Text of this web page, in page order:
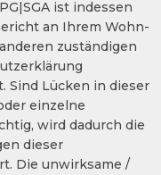
ist indessen
an Ihrem Wohn-
zuständigen
Sind Lücken in dieser
einzelne
wird dadurch die
dieser
Die unwirksame /